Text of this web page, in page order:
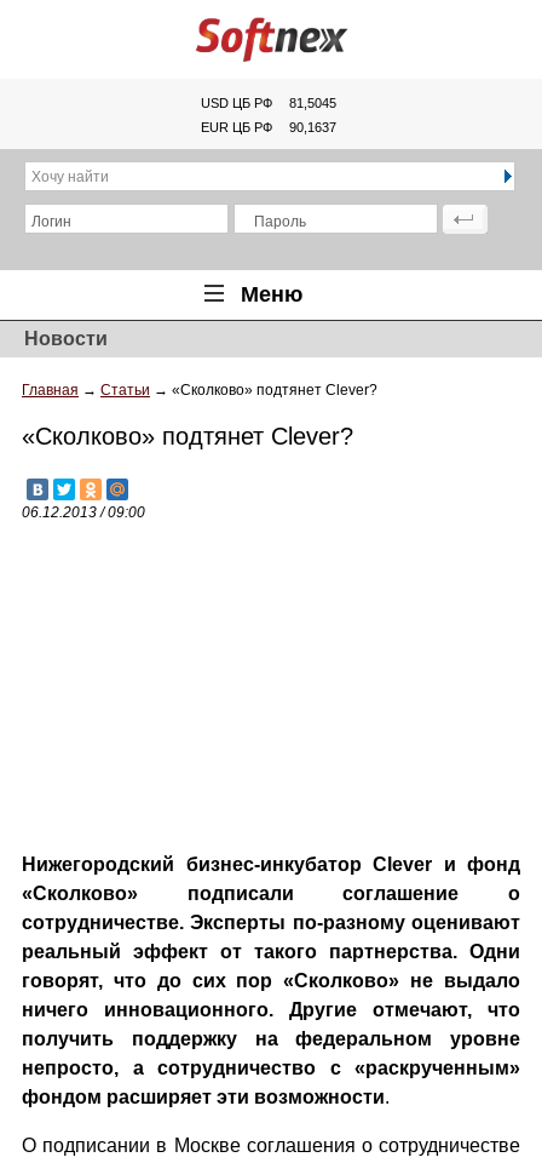
USD ЦБ РФ
81,5045
EUR ЦБ РФ
90,1637
Хочу найти
Логин Пароль
Меню
Главная
Обзоры
Новости
Новинки
Новости
Главная → Статьи → «Сколково» подтянет Clever?
«Сколково» подтянет Clever?
06.12.2013 / 09:00
Нижегородский бизнес-инкубатор Clever и фонд
«Сколково» подписали соглашение о
сотрудничестве. Эксперты по-разному оценивают
реальный эффект от такого партнерства. Одни
говорят, что до сих пор «Сколково» не выдало
ничего инновационного. Другие отмечают, что
получить поддержку на федеральном уровне
непросто, a сотрудничество с «раскрученным»
фондом расширяет эти возможности.
О подписании в Москве соглашения о сотрудничестве